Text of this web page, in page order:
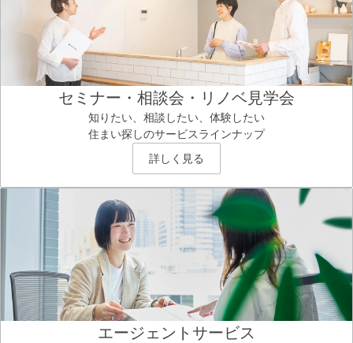
セミナー・相談会・リノベ見学会
知りたい、相談したい、体験したい
住まい探しのサービスラインナップ
詳しく見る
エージェントサービス